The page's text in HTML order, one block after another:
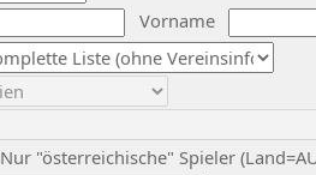
Vorname
Nur "österreichische" Spieler